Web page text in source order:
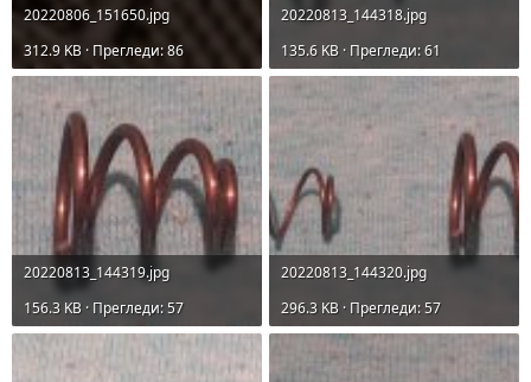
20220806_151650.jpg
312.9 KB · Прегледи: 86
20220813_144318.jpg
135.6 KB · Прегледи: 61
20220813_144319.jpg
156.3 KB · Прегледи: 57
20220813_144320.jpg
296.3 KB · Прегледи: 57